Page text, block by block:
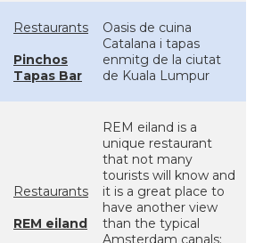
Restaurants
Pinchos
Tapas Bar
Oasis de cuina
Catalana i tapas
enmitg de la ciutat
de Kuala Lumpur
Restaurants
REM eiland
REM eiland is a
unique restaurant
that not many
tourists will know and
it is a great place to
have another view
than the typical
Amsterdam canals: